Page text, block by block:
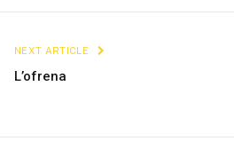
NEXT ARTICLE
L’ofrena